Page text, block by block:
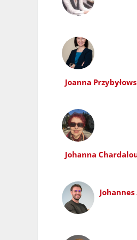
Joanna
Johanna
Johannes